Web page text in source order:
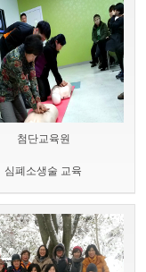
첨단교육원
심폐소생술 교육